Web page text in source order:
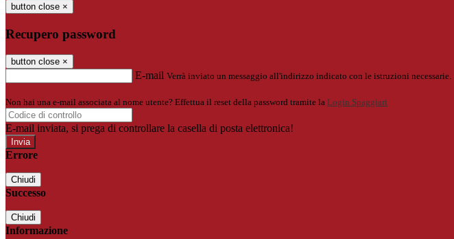
button close ×
Recupero password
button close ×
E-mail Verrà inviato un messaggio all'indirizzo indicato con le istruzioni necessarie.
Non hai una e-mail associata al nome utente? Effettua il reset della password tramite la Login Spaggiari
E-mail inviata, si prega di controllare la casella di posta elettronica!
Errore
Chiudi
Successo
Chiudi
Informazione